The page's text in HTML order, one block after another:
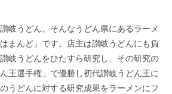
岐うどん。そんなうどん県にあるラーメ
まんど」です。店主は讃岐うどんにも負
岐うどんをひたすら研究し、その研究の
王選手権」で優勝し初代讃岐うどん王に
うどんに対する研究成果をラーメンにフ